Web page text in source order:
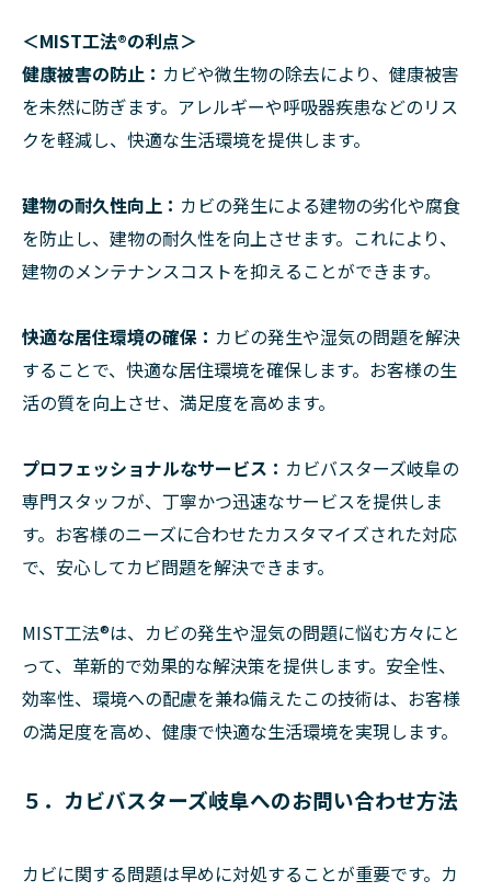
＜MIST工法®の利点＞
健康被害の防止： カビや微生物の除去により、健康被害
を未然に防ぎます。アレルギーや呼吸器疾患などのリス
クを軽減し、快適な生活環境を提供します。
建物の耐久性向上： カビの発生による建物の劣化や腐食
を防止し、建物の耐久性を向上させます。これにより、
建物のメンテナンスコストを抑えることができます。
快適な居住環境の確保： カビの発生や湿気の問題を解決
することで、快適な居住環境を確保します。お客様の生
活の質を向上させ、満足度を高めます。
プロフェッショナルなサービス： カビバスターズ岐阜の
専門スタッフが、丁寧かつ迅速なサービスを提供しま
す。お客様のニーズに合わせたカスタマイズされた対応
で、安心してカビ問題を解決できます。
MIST工法®は、カビの発生や湿気の問題に悩む方々にと
って、革新的で効果的な解決策を提供します。安全性、
効率性、環境への配慮を兼ね備えたこの技術は、お客様
の満足度を高め、健康で快適な生活環境を実現します。
５．カビバスターズ岐阜へのお問い合わせ方法
カビに関する問題は早めに対処することが重要です。カ